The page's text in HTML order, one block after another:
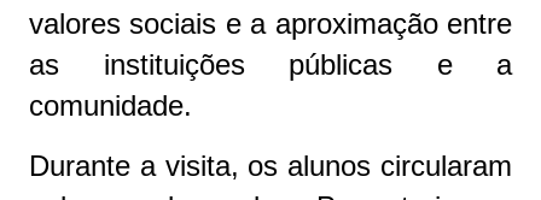
valores sociais e a aproximação entre
as instituições públicas e a
comunidade.
Durante a visita, os alunos circularam